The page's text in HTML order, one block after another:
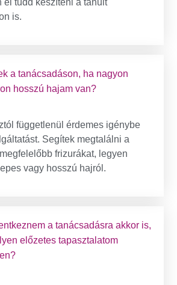
el tudd készíteni a tanult
is.
a tanácsadáson, ha nagyon
hosszú hajam van?
függetlenül érdemes igénybe
Segítek megtalálni a
frizurákat, legyen
vagy hosszú hajról.
a tanácsadásra akkor is,
előzetes tapasztalatom